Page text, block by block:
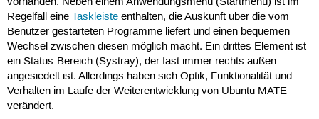
Regelfall eine Taskleisteenthalten, die Auskunft über die vom
Benutzer gestarteten Programme liefert und einen bequemen
Wechsel zwischen diesen möglich macht. Ein drittes Element ist
ein Status-Bereich (Systray), der fast immer rechts außen
angesiedelt ist. Allerdings haben sich Optik, Funktionalität und
Verhalten im Laufe der Weiterentwicklung von Ubuntu MATE
verändert.